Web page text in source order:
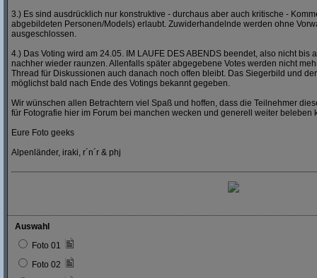
3.) Es sind ausdrücklich nur konstruktive - durchaus aber auch kritische -
abgebildeten Personen/Models) erlaubt. Zuwiderhandelnde werden ohne
ausgeschlossen.
4.) Das Voting wird am 24.05. IM LAUFE DES ABENDS beendet, also nicht bis
nachher wieder raunzen. Allenfalls später abgegebene Votes werden nicht
Thread für Diskussionen auch danach noch offen bleibt. Das Siegerbild und
möglichst bald nach Ende des Votings bekannt gegeben.
Wir wünschen allen Betrachtern viel Spaß und hoffen, dass die Teilnehmer
für Fotografie hier im Forum bei manchen wecken und generell weiter beleben
Eure Foto geeks
Alpenländer, iraki, r´n´r & phj
Auswahl
Foto 01
Foto 02